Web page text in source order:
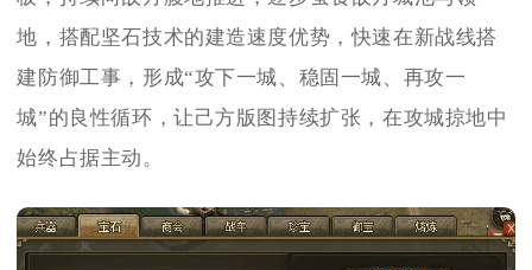
地，搭配坚石技术的建造速度优势，快速在新战线搭
建防御工事，形成“攻下一城、稳固一城、再攻一
城”的良性循环，让己方版图持续扩张，在攻城掠地中
始终占据主动。